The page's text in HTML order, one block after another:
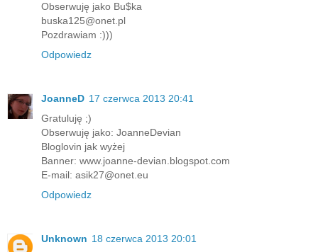
Obserwuję jako Bu$ka
buska125@onet.pl
Pozdrawiam :)))
Odpowiedz
JoanneD 17 czerwca 2013 20:41
Gratuluję ;)
Obserwuję jako: JoanneDevian
Bloglovin jak wyżej
Banner: www.joanne-devian.blogspot.com
E-mail: asik27@onet.eu
Odpowiedz
Unknown 18 czerwca 2013 20:01